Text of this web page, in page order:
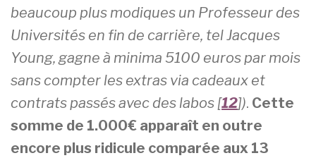
beaucoup plus modiques un Professeur des
Universités en fin de carrière, tel Jacques
Young, gagne à minima 5100 euros par mois
sans compter les extras via cadeaux et
contrats passés avec des labos [12]). Cette
somme de 1.000€ apparaît en outre
encore plus ridicule comparée aux 13